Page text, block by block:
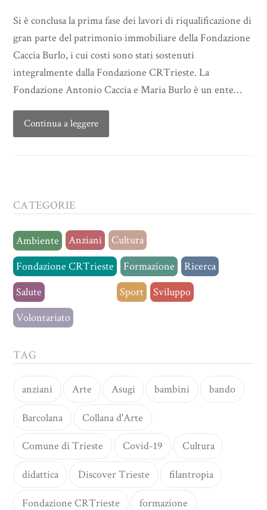
Si è conclusa la prima fase dei lavori di riqualificazione di
gran parte del patrimonio immobiliare della Fondazione
Caccia Burlo, i cui costi sono stati sostenuti
integralmente dalla Fondazione CRTrieste. La
Fondazione Antonio Caccia e Maria Burlo è un ente…
Continua a leggere
CATEGORIE
Ambiente Anziani
Cultura
Fondazione CRTrieste
Formazione
Ricerca
Salute
Sport
Sviluppo
Volontariato
TAG
anziani Arte Asugi bambini bando
Barcolana Collana d'Arte
Comune di Trieste Covid-19 Cultura
didattica Discover Trieste filantropia
Fondazione CRTrieste formazione